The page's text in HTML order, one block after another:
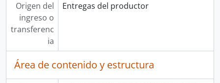
Origen del
ingreso o
transferenc
ia
Entregas del productor
Área de contenido y estructura